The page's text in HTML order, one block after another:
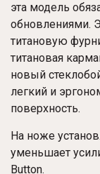
эта модель
обновлениями.
титановую
титановая
новый
легкий и
поверхность.
На ноже
уменьшает
Button.